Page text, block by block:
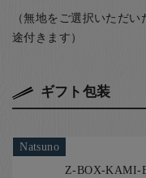
（無地をご選択いただ
途付きます）
ギフト包装
Natsuno
Z-BOX-KAMI-